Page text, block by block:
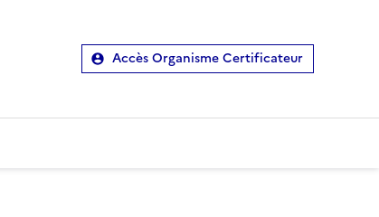
Accès Organisme Certificateur